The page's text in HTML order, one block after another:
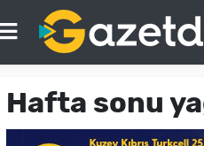
Hafta sonu